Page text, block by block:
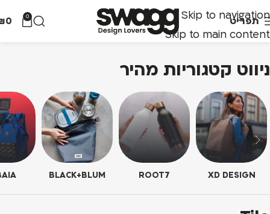
Skip to navigation
Skip to main content
תפריט 0
0
ניווט קטגוריות מהיר
XD DESIGN
ROOT7
BLACK+BLUM